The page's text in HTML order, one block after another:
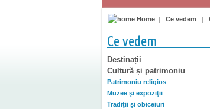
Home | Ce vedem |
Ce vedem
Destinații
Cultură și patrimoniu
Patrimoniu religios
Muzee şi expoziţii
Tradiţii şi obiceiuri